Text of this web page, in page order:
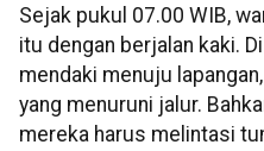
Sejak pukul 07.00 WIB,
itu dengan berjalan kaki.
mendaki menuju
yang menuruni jalur.
mereka harus melintasi